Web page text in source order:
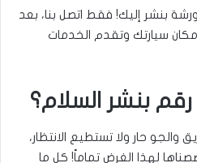
بنشر إليك! فقط اتصل بنا، بعد
سيارتك وتقدم الخدمات
رقم بنشر السلام؟
حار ولا تستطيع الانتظار،
لهذا الغرض تماماً! كل ما